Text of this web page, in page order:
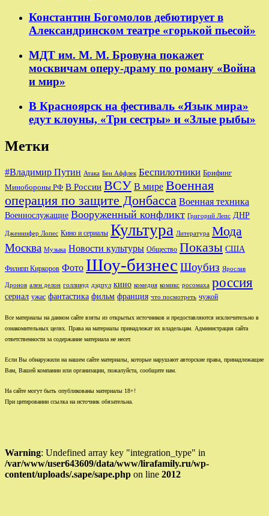
Константин Богомолов дебютирует в
Александринском театре «горькой пьесой»
МДТ им. М. М. Бровуна покажет
москвичам оперу-драму по роману «Война
и мир»
В Красноярск на фестиваль «Язык мира»
едут клоуны, «Три сестры» и «Злые рыбы»
Метки
#Владимир Путин Атака Бен Аффлек Беспилотники Брифинг
Минобороны РФ В России ВСУ В мире Военная
операция по защите Донбасса Военная техника
Военнослужащие Вооруженный конфликт Григорий Лепс ДНР
Дженнифер Лопес Кино и сериалы Культура Литература Мода
Москва Музыка Новости культуры Общество Показы США
Филипп Киркоров Фото Шоу-бизнес Шоубиз Ярослав
Дронов ален делон голливуд дэдпул кино комедия комикс росомаха россия
сериал ужас фантастика фильм франция что посмотреть чужой
Все материалы на данном сайте взяты из открытых источников и предоставляются исключительно в
ознакомительных целях. Права на материалы принадлежат их владельцам. Администрация сайта
ответственности за содержание материала не несет.
Если Вы обнаружили на нашем сайте материалы, которые нарушают авторские права, принадлежащие
Вам, Вашей компании или организации, пожалуйста, сообщите нам.
На сайте могут быть опубликованы материалы 18+!
При цитировании ссылка на источник обязательна.
Warning: Undefined array key "integration_type" in
/var/www/user643609/data/www/lirafamily.ru/wp-
content/uploads/.sape/sape.php on line 2012